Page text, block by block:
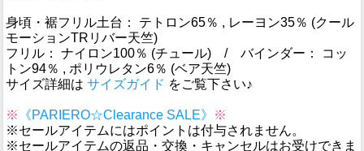
身頃・裾フリル土台： テトロン65％ , レーヨン35％ (クール
モーションTRリバー天竺)
フリル： ナイロン100％ (チュール) / バインダー： コッ
トン94％ , ポリウレタン6％ (ベア天竺)
サイズ詳細は サイズガイド をご覧下さい♪
※ 《PARIERO☆Clearance SALE》
※
※セールアイテムにはポイントは付与されません。
※セールアイテムの返品・交換・キャンセルはお受けできま